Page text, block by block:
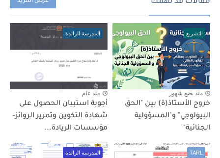
التشريع
منذ بضع شهور
خروج الأستاذ(ة) بين "الحق
البيولوجي" و"المسؤولية
الجنائية"
المدرسة الرائدة
منذ عام
أجوبة استبيان الحصول على
شهادة التكوين وتمرير الروائز-
مؤسسات الريادة...
TARL المدرسة الرائدة